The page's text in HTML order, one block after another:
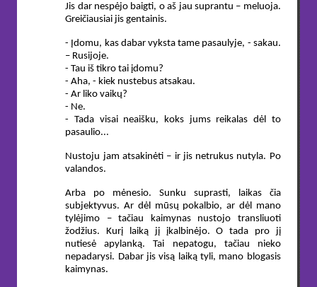
Jis dar nespėjo baigti, o aš jau suprantu – meluoja.
Greičiausiai jis gentainis.
- Įdomu, kas dabar vyksta tame pasaulyje, - sakau.
– Rusijoje.
- Tau iš tikro tai įdomu?
- Aha, - kiek nustebus atsakau.
- Ar liko vaikų?
- Ne.
- Tada visai neaišku, koks jums reikalas dėl to
pasaulio...
Nustoju jam atsakinėti – ir jis netrukus nutyla. Po
valandos.
Arba po mėnesio. Sunku suprasti, laikas čia
subjektyvus. Ar dėl mūsų pokalbio, ar dėl mano
tylėjimo – tačiau kaimynas nustojo transliuoti
žodžius. Kurį laiką jį įkalbinėjo. O tada pro jį
nutiesė apylanką. Tai nepatogu, tačiau nieko
nepadarysi. Dabar jis visą laiką tyli, mano blogasis
kaimynas.